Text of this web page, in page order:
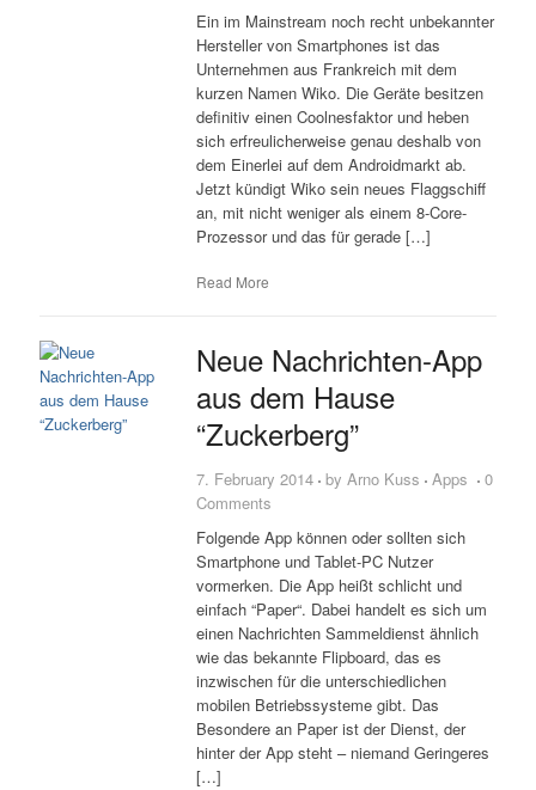
Ein im Mainstream noch recht unbekannter
Hersteller von Smartphones ist das
Unternehmen aus Frankreich mit dem
kurzen Namen Wiko. Die Geräte besitzen
definitiv einen Coolnesfaktor und heben
sich erfreulicherweise genau deshalb von
dem Einerlei auf dem Androidmarkt ab.
Jetzt kündigt Wiko sein neues Flaggschiff
an, mit nicht weniger als einem 8-Core-
Prozessor und das für gerade […]
Read More
Neue Nachrichten-App
aus dem Hause
“Zuckerberg”
7. February 2014 by Arno Kuss Apps
0
Comments
Folgende App können oder sollten sich
Smartphone und Tablet-PC Nutzer
vormerken. Die App heißt schlicht und
einfach “Paper“. Dabei handelt es sich um
einen Nachrichten Sammeldienst ähnlich
wie das bekannte Flipboard, das es
inzwischen für die unterschiedlichen
mobilen Betriebssysteme gibt. Das
Besondere an Paper ist der Dienst, der
hinter der App steht – niemand Geringeres
[…]